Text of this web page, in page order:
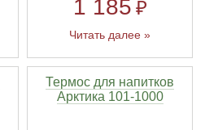
1 185 ₽
Читать далее »
Термос для напитков
Арктика 101-1000